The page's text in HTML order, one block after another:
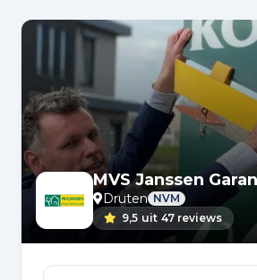
Druten NVM
9,5 uit 47 reviews